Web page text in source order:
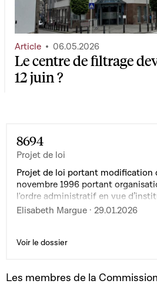
Le centre de filtrage
12 juin ?
Article 06.05.2026
8694
Projet de loi
Projet de loi portant modification
novembre 1996 portant
l'ordre administratif en vue
l’asile et de l’immigration
Elisabeth Margue · 29.01.2026
Voir le dossier
Les membres de la